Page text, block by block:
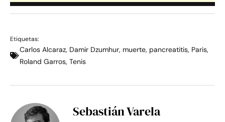
Etiquetas:
Carlos Alcaraz, Damir Dzumhur, muerte, pancreatitis, Paris,
Roland Garros, Tenis
Sebastián Varela